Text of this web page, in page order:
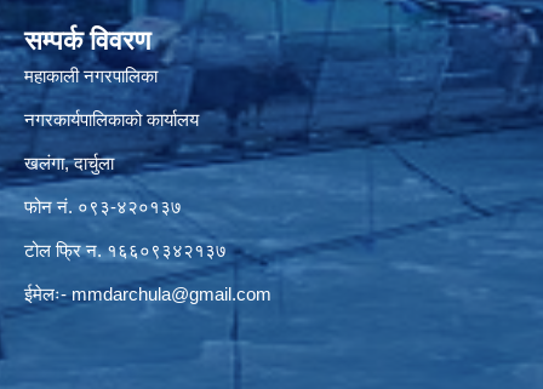
सम्पर्क विवरण
महाकाली नगरपालिका
नगरकार्यपालिकाको कार्यालय
खलंगा, दार्चुला
फोन नं. ०९३-४२०१३७
टोल फ्रि न. १६६०९३४२१३७
ईमेलः-mmdarchula@gmail.com